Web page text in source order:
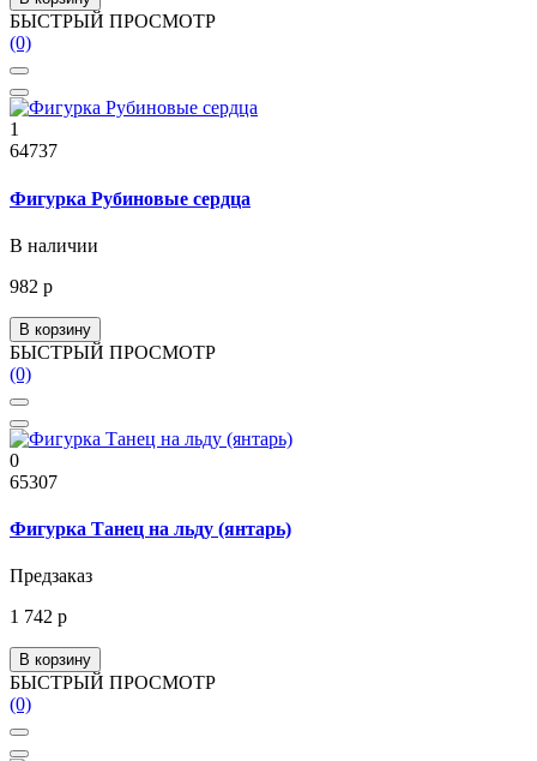
БЫСТРЫЙ ПРОСМОТР
(0)
1
64737
Фигурка Рубиновые сердца
В наличии
982 р
В корзину
БЫСТРЫЙ ПРОСМОТР
(0)
0
65307
Фигурка Танец на льду (янтарь)
Предзаказ
1 742 р
В корзину
БЫСТРЫЙ ПРОСМОТР
(0)